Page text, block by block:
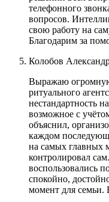
телефонного
вопросов.
свою работу на
Благодарим за
Колобов
Выражаю огромную
ритуального
нестандартность
возможное с
объяснил,
каждом
на самых главных
контролировал
воспользовались
спокойно,
момент для семьи.